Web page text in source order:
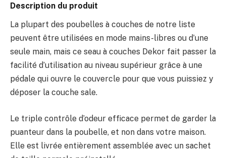
Description du produit
La plupart des poubelles à couches de notre liste
peuvent être utilisées en mode mains-libres ou d’une
seule main, mais ce seau à couches Dekor fait passer la
facilité d’utilisation au niveau supérieur grâce à une
pédale qui ouvre le couvercle pour que vous puissiez y
déposer la couche sale.
Le triple contrôle d’odeur efficace permet de garder la
puanteur dans la poubelle, et non dans votre maison.
Elle est livrée entièrement assemblée avec un sachet